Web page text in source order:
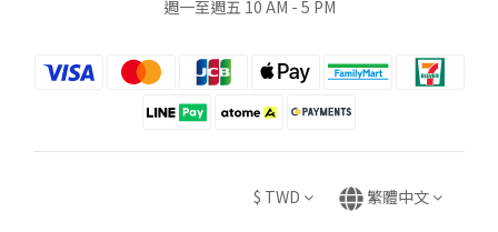
週一至週五 10 AM - 5 PM
$ TWD 繁體中文